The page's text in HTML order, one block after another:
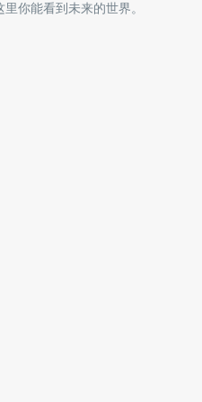
你能看到未来的世界。